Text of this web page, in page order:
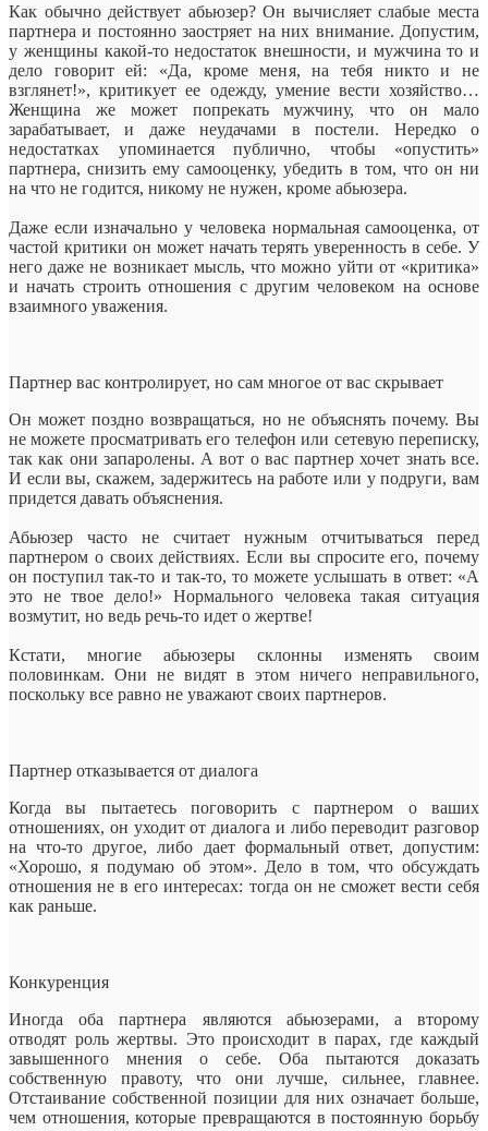
Как обычно действует абьюзер? Он вычисляет слабые места
партнера и постоянно заостряет на них внимание. Допустим,
у женщины какой-то недостаток внешности, и мужчина то и
дело говорит ей: «Да, кроме меня, на тебя никто и не
взглянет!», критикует ее одежду, умение вести хозяйство…
Женщина же может попрекать мужчину, что он мало
зарабатывает, и даже неудачами в постели. Нередко о
недостатках упоминается публично, чтобы «опустить»
партнера, снизить ему самооценку, убедить в том, что он ни
на что не годится, никому не нужен, кроме абьюзера.
Даже если изначально у человека нормальная самооценка, от
частой критики он может начать терять уверенность в себе. У
него даже не возникает мысль, что можно уйти от «критика»
и начать строить отношения с другим человеком на основе
взаимного уважения.
Партнер вас контролирует, но сам многое от вас скрывает
Он может поздно возвращаться, но не объяснять почему. Вы
не можете просматривать его телефон или сетевую переписку,
так как они запаролены. А вот о вас партнер хочет знать все.
И если вы, скажем, задержитесь на работе или у подруги, вам
придется давать объяснения.
Абьюзер часто не считает нужным отчитываться перед
партнером о своих действиях. Если вы спросите его, почему
он поступил так-то и так-то, то можете услышать в ответ: «А
это не твое дело!» Нормального человека такая ситуация
возмутит, но ведь речь-то идет о жертве!
Кстати, многие абьюзеры склонны изменять своим
половинкам. Они не видят в этом ничего неправильного,
поскольку все равно не уважают своих партнеров.
Партнер отказывается от диалога
Когда вы пытаетесь поговорить с партнером о ваших
отношениях, он уходит от диалога и либо переводит разговор
на что-то другое, либо дает формальный ответ, допустим:
«Хорошо, я подумаю об этом». Дело в том, что обсуждать
отношения не в его интересах: тогда он не сможет вести себя
как раньше.
Конкуренция
Иногда оба партнера являются абьюзерами, а второму
отводят роль жертвы. Это происходит в парах, где каждый
завышенного мнения о себе. Оба пытаются доказать
собственную правоту, что они лучше, сильнее, главнее.
Отстаивание собственной позиции для них означает больше,
чем отношения, которые превращаются в постоянную борьбу